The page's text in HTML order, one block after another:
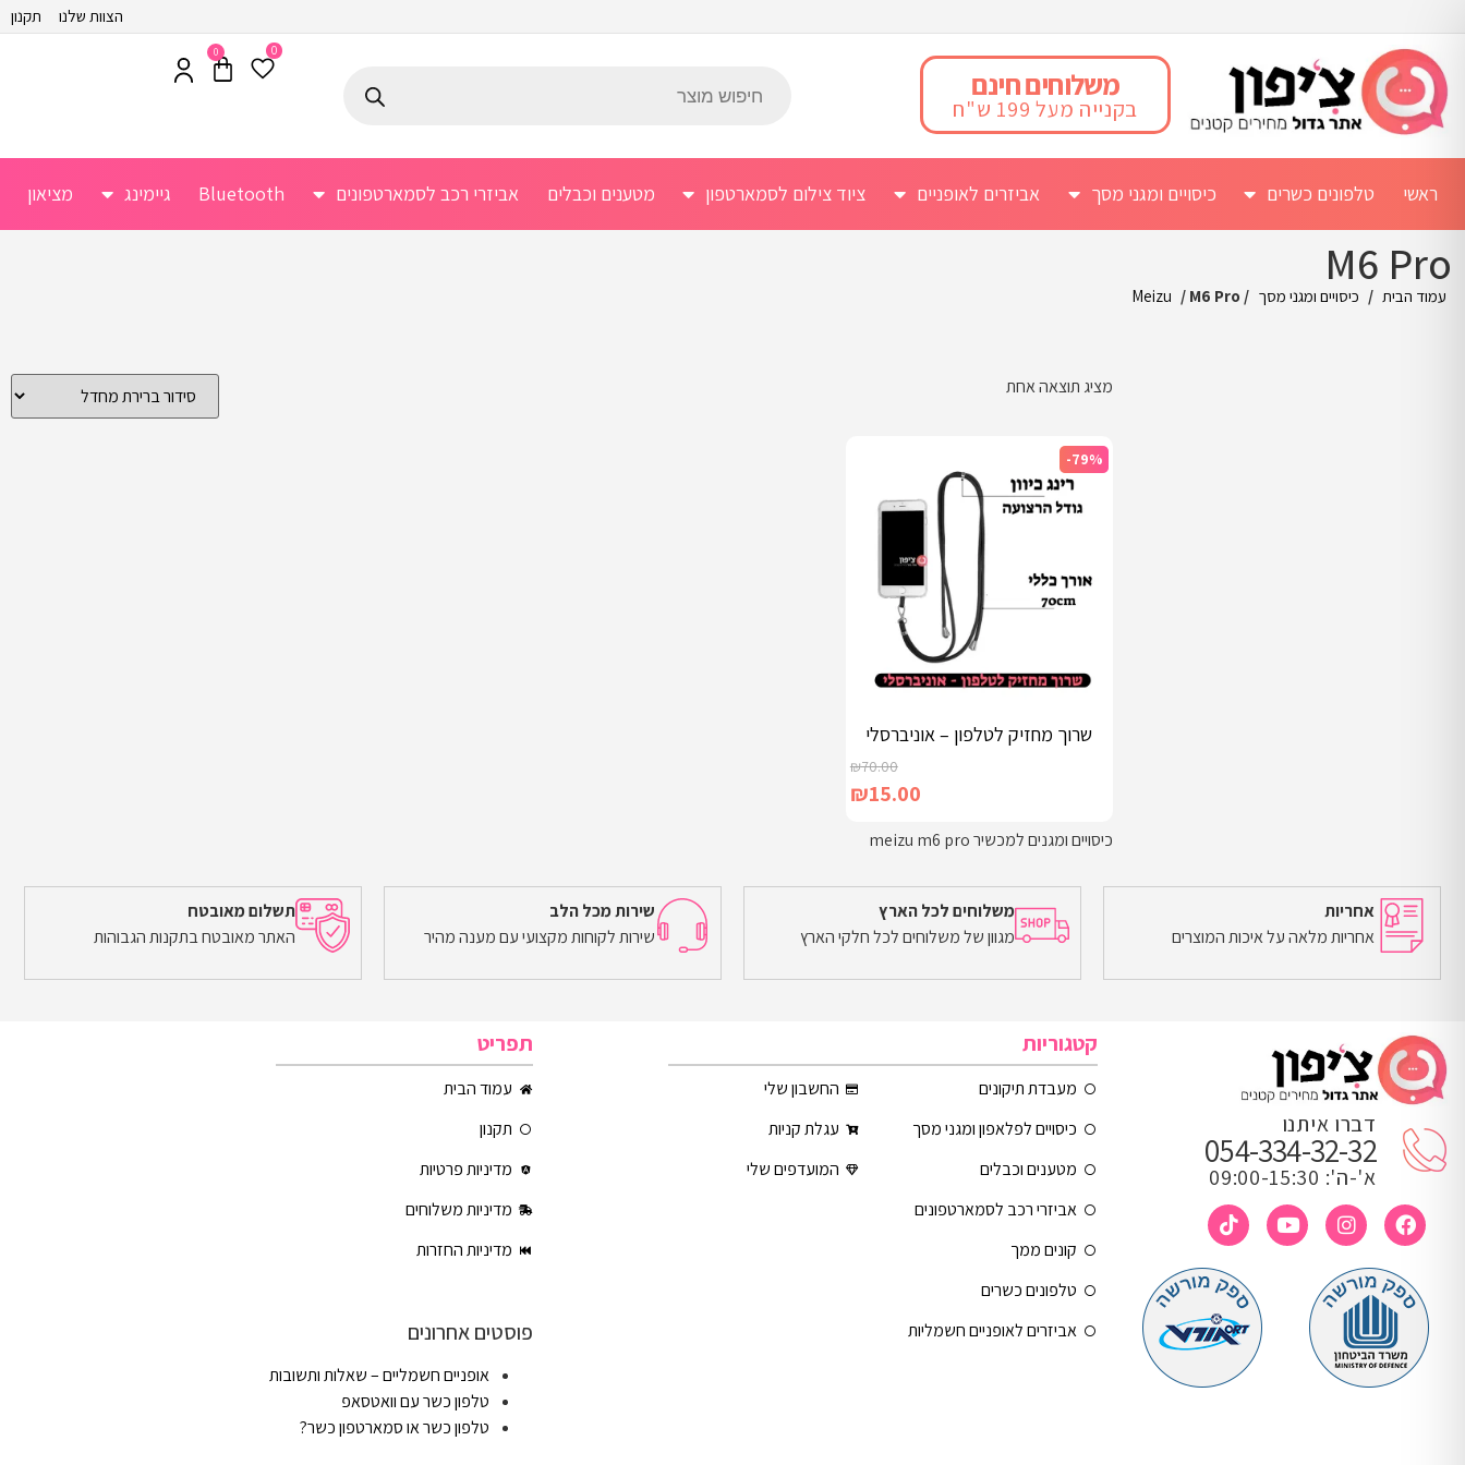
הצוות שלנו תקנון
משלוחים חינם
בקנייה מעל 199 ש"ח
0
0
ראשי טלפונים כשרים כיסויים ומגני מסך אביזרים לאופניים ציוד צילום לסמארטפון מטענים וכבלים אביזרי רכב לסמארטפונים Bluetooth גיימינג מציאון
M6 Pro
עמוד הבית / כיסויים ומגני מסך /
Meizu / M6 Pro
מציג תוצאה אחת
-79%
שרוך מחזיק לטלפון – אוניברסלי
₪70.00
₪15.00
הוספה לסל
כיסויים ומגנים למכשיר meizu m6 pro
אחריות
אחריות מלאה על איכות המוצרים
משלוחים לכל הארץ
מגוון של משלוחים לכל חלקי הארץ
שירות מכל הלב
שירות לקוחות מקצועי עם מענה מהיר
תשלום מאובטח
האתר מאובטח בתקנות הגבוהות
דברו איתנו
054-334-32-32
א'-ה': 09:00-15:30
קטגוריות
מעבדת תיקונים
כיסויים לפלאפון ומגני מסך
מטענים וכבלים
אביזרי רכב לסמארטפונים
קונים ממך
טלפונים כשרים
אביזרים לאופניים חשמליות
החשבון שלי
עגלת קניות
המועדפים שלי
תפריט
עמוד הבית
תקנון
מדיניות פרטיות
מדיניות משלוחים
מדיניות החזרות
פוסטים אחרונים
אופניים חשמליים – שאלות ותשובות
טלפון כשר עם וואטסאפ
טלפון כשר או סמארטפון כשר?